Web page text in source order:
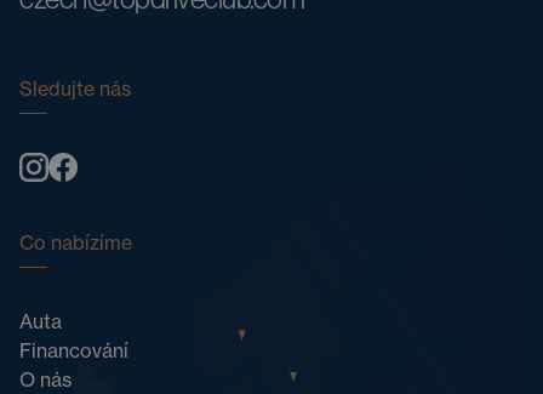
Sledujte nás
Co nabízíme
Auta
Financování
O nás